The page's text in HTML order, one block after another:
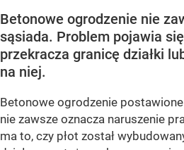
Betonowe ogrodzenie nie
sąsiada. Problem pojawia
przekracza granicę działki
na niej.
Betonowe ogrodzenie
nie zawsze oznacza naruszenie
ma to, czy płot został